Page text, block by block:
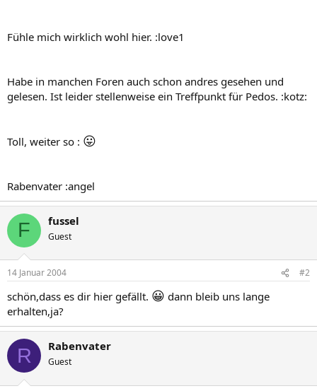
Fühle mich wirklich wohl hier. :love1
Habe in manchen Foren auch schon andres gesehen und
gelesen. Ist leider stellenweise ein Treffpunkt für Pedos. :kotz:
Toll, weiter so : 😛
Rabenvater :angel
F fussel
Guest
14 Januar 2004 #2
schön,dass es dir hier gefällt. 😀 dann bleib uns lange
erhalten,ja?
R Rabenvater
Guest